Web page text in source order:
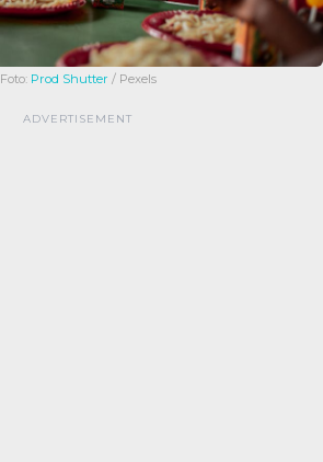
Foto: Prod Shutter / Pexels